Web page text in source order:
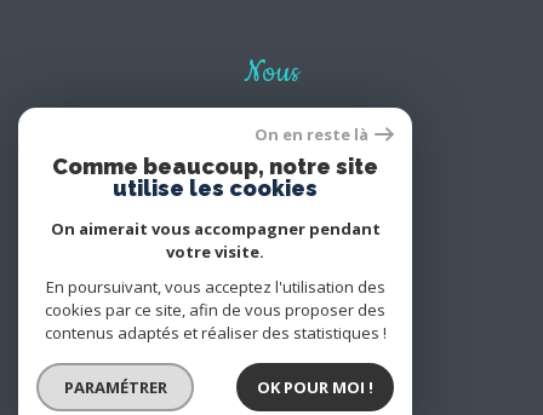
Nous
On en reste là
Comme beaucoup, notre site
utilise les cookies
On aimerait vous accompagner pendant
votre visite.
En poursuivant, vous acceptez l'utilisation des
cookies par ce site, afin de vous proposer des
contenus adaptés et réaliser des statistiques !
PARAMÉTRER OK POUR MOI !